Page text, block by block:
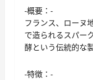
-概要：-
フランス、ローヌ
で造られるスパー
酵という伝統的な
-特徴：-